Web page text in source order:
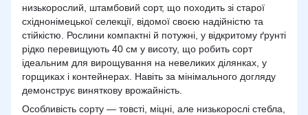
низькорослий, штамбовий сорт, що походить зі старої
східнонімецької селекції, відомої своєю надійністю та
стійкістю. Рослини компактні й потужні, у відкритому ґрунті
рідко перевищують 40 см у висоту, що робить сорт
ідеальним для вирощування на невеликих ділянках, у
горщиках і контейнерах. Навіть за мінімального догляду
демонструє виняткову врожайність.
Особливість сорту — товсті, міцні, але низькорослі стебла,